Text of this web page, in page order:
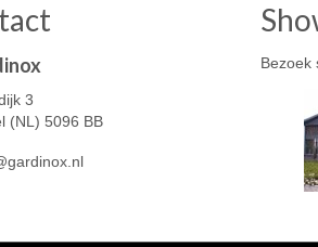
3
(NL) 5096 BB
Bezoek